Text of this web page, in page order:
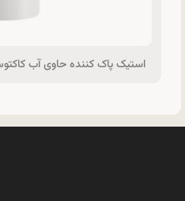
استیک پاک کننده حاوی آب